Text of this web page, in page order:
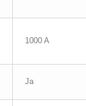
1000 A
Ja